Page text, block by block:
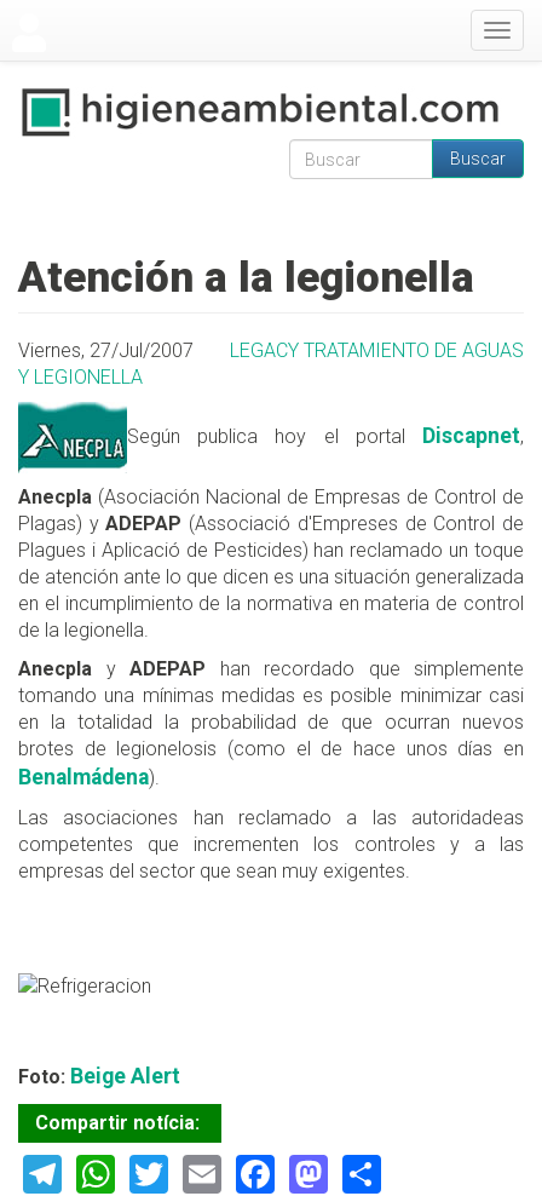
Formulario de
Buscar
Atención a la legionella
Viernes, 27/Jul/2007
LEGACY TRATAMIENTO DE AGUAS
Y LEGIONELLA
Según publica hoy el portal Discapnet,
Anecpla (Asociación Nacional de Empresas de Control de
Plagas) yADEPAP (Associació d'Empreses de Control de
Plagues i Aplicació de Pesticides) han reclamado un toque
de atención ante lo que dicen es una situación generalizada
en el incumplimiento de la normativa en materia de control
de la legionella.
Anecpla y ADEPAP han recordado que simplemente
tomando una mínimas medidas es posible minimizar casi
en la totalidad la probabilidad de que ocurran nuevos
brotes de legionelosis (como el de hace unos días en
Benalmádena).
Las asociaciones han reclamado a las autoridadeas
competentes que incrementen los controles y a las
empresas del sector que sean muy exigentes.
Foto: Beige Alert
Compartir notícia:
Telegram
WhatsApp
TwitterEmailFacebook
Mastodon